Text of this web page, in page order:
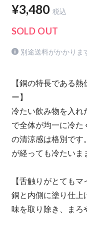
¥3,480 税込
SOLD OUT
別途送料がかかりま
【銅の特長である
ー】
冷たい飲み物を入れ
で全体が均一に冷た
の清涼感は格別です
が経っても冷たいま
【舌触りがとてもマ
銅と内側に塗り仕上
味を取り除き、まろ